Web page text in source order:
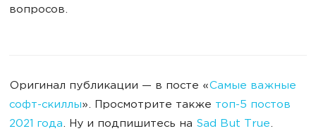
вопросов.
Оригинал публикации — в посте «Самые важные
софт-скиллы». Просмотрите также топ-5 постов
2021 года. Ну и подпишитесь на Sad But True.